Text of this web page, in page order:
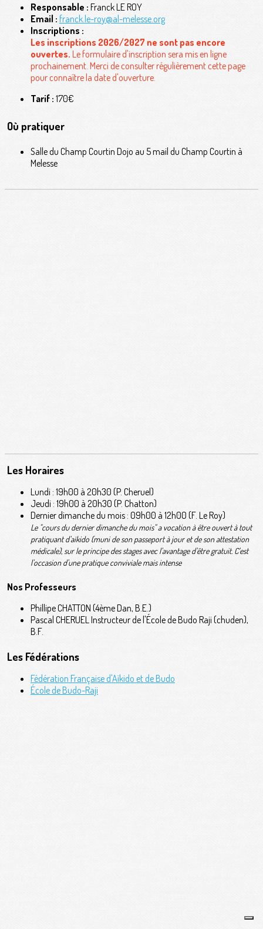
Responsable : Franck LE ROY
Email : franck.le-roy@al-melesse.org
Inscriptions :
Les inscriptions 2026/2027 ne sont pas encore
ouvertes. Le formulaire d'inscription sera mis en ligne
prochainement. Merci de consulter régulièrement cette page
pour connaître la date d'ouverture.
Tarif : 170€
Où pratiquer
Salle du Champ Courtin Dojo au 5 mail du Champ Courtin à
Melesse
Les Horaires
Lundi : 19h00 à 20h30 (P. Cheruel)
Jeudi : 19h00 à 20h30 (P. Chatton)
Dernier dimanche du mois : 09h00 à 12h00 (F. Le Roy)
Le "cours du dernier dimanche du mois" a vocation à être ouvert à tout
pratiquant d'aïkido (muni de son passeport à jour et de son attestation
médicale), sur le principe des stages avec l'avantage d'être gratuit. C'est
l'occasion d'une pratique conviviale mais intense
Nos Professeurs
Phillipe CHATTON (4ème Dan, B.E.)
Pascal CHERUEL Instructeur de l'École de Budo Raji (chuden),
B.F.
Les Fédérations
Fédération Française d'Aïkido et de Budo
École de Budo-Raji